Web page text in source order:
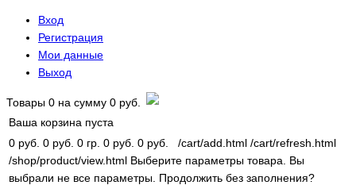
Вход
Регистрация
Мои данные
Выход
Товары 0 на сумму 0 руб.
Ваша корзина пуста
0 руб. 0 руб. 0 гр. 0 руб. 0 руб. /cart/add.html /cart/refresh.html
/shop/product/view.html Выберите параметры товара.
Вы
выбрали не все параметры. Продолжить без заполнения?